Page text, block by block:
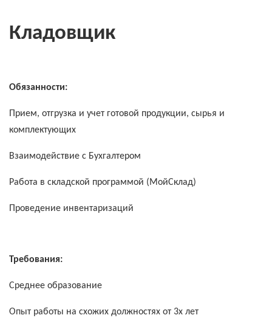
Кладовщик
Обязанности:
Прием, отгрузка и учет готовой продукции, сырья и
комплектующих
Взаимодействие с Бухгалтером
Работа в складской программой (МойСклад)
Проведение инвентаризаций
Требования:
Среднее образование
Опыт работы на схожих должностях от 3х лет